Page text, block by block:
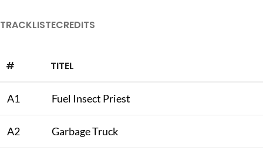
TRACKLISTECREDITS
# TITEL
A1 Fuel Insect Priest
A2 Garbage Truck